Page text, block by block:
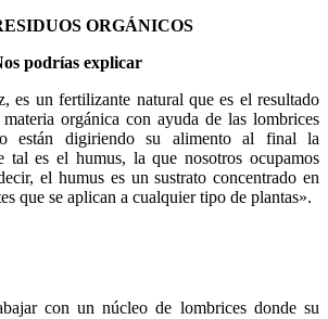
ORGÁNICOS
podrías explicar
es un fertilizante natural que es el resultado
orgánica con ayuda de las lombrices
están digiriendo su alimento al final la
tal es el humus, la que nosotros ocupamos
el humus es un sustrato concentrado en
que se aplican a cualquier tipo de plantas».
con un núcleo de lombrices donde su